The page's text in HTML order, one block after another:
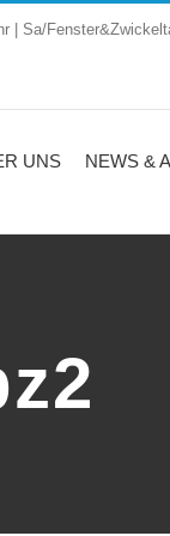
| Sa/
UNS NEWS &